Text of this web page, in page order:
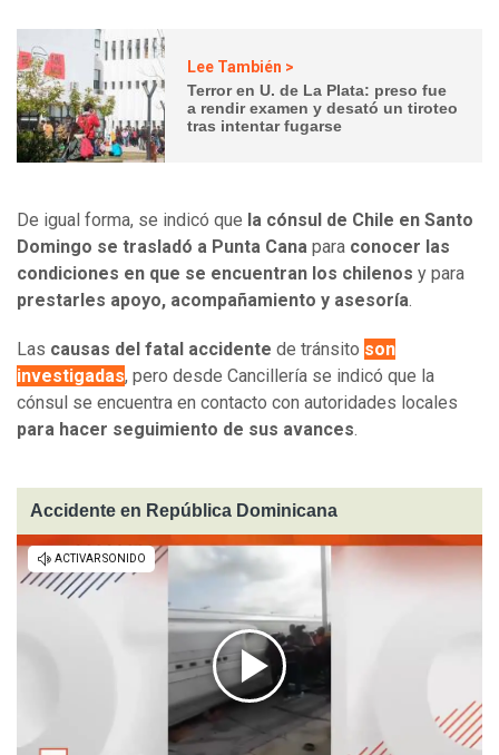
Lee También >
Terror en U. de La Plata: preso fue
a rendir examen y desató un tiroteo
tras intentar fugarse
De igual forma, se indicó que la cónsul de Chile en Santo
Domingo se trasladó a Punta Cana para conocer las
condiciones en que se encuentran los chilenos y para
prestarles apoyo, acompañamiento y asesoría.
Las causas del fatal accidente de tránsito son
investigadas, pero desde Cancillería se indicó que la
cónsul se encuentra en contacto con autoridades locales
para hacer seguimiento de sus avances.
Accidente en República Dominicana